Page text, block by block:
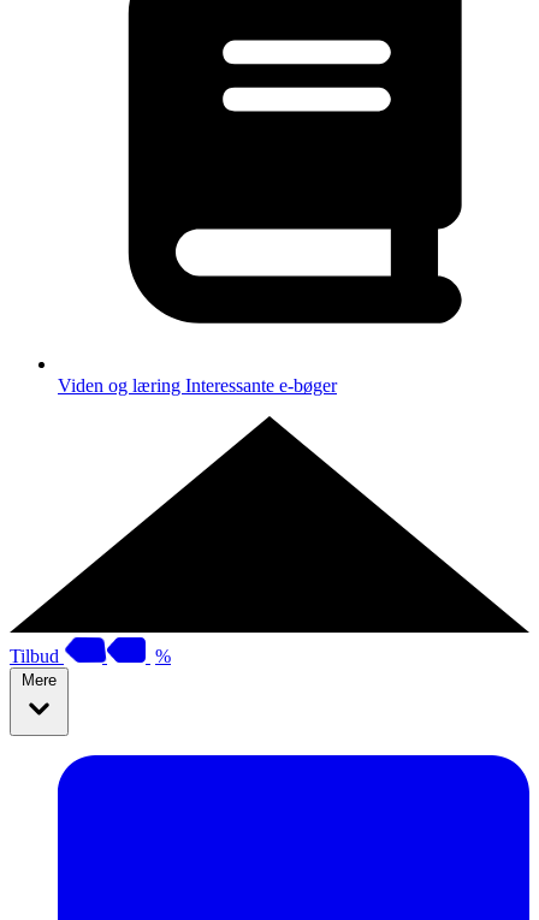
Viden og læring Interessante e-bøger
Tilbud %
Mere